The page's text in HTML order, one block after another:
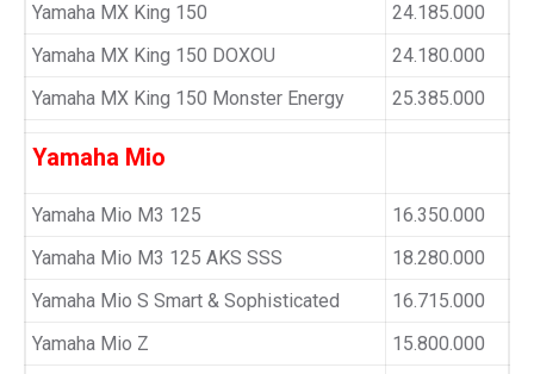
Yamaha MX King 150
24.185.000
Yamaha MX King 150 DOXOU
24.180.000
Yamaha MX King 150 Monster Energy
25.385.000
Yamaha Mio
Yamaha Mio M3 125
16.350.000
Yamaha Mio M3 125 AKS SSS
18.280.000
Yamaha Mio S Smart & Sophisticated
16.715.000
Yamaha Mio Z
15.800.000